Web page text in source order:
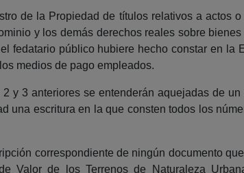
de la Propiedad de títulos relativos a actos
y los demás derechos reales sobre
fedatario público hubiere hecho constar en la
medios de pago empleados.
y 3 anteriores se entenderán aquejadas de
una escritura en la que consten todos los
correspondiente de ningún documento
Valor de los Terrenos de Naturaleza